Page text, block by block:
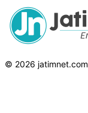
© 2026 jatimnet.com